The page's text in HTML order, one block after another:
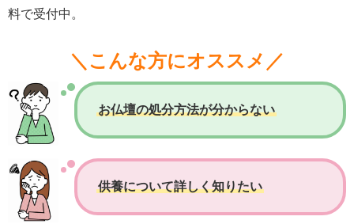
料で受付中。
＼こんな方にオススメ／
お仏壇の処分方法が分からない
供養について詳しく知りたい